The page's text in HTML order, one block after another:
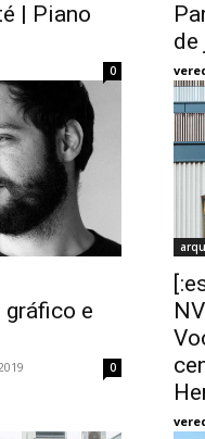
| Piano
0
de
e
0